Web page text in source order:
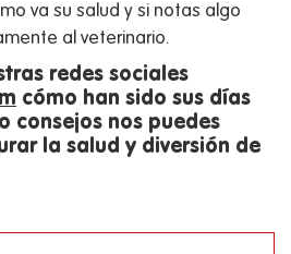
va su salud y si notas algo
al veterinario.
redes sociales
cómo han sido sus días
consejos nos puedes
la salud y diversión de